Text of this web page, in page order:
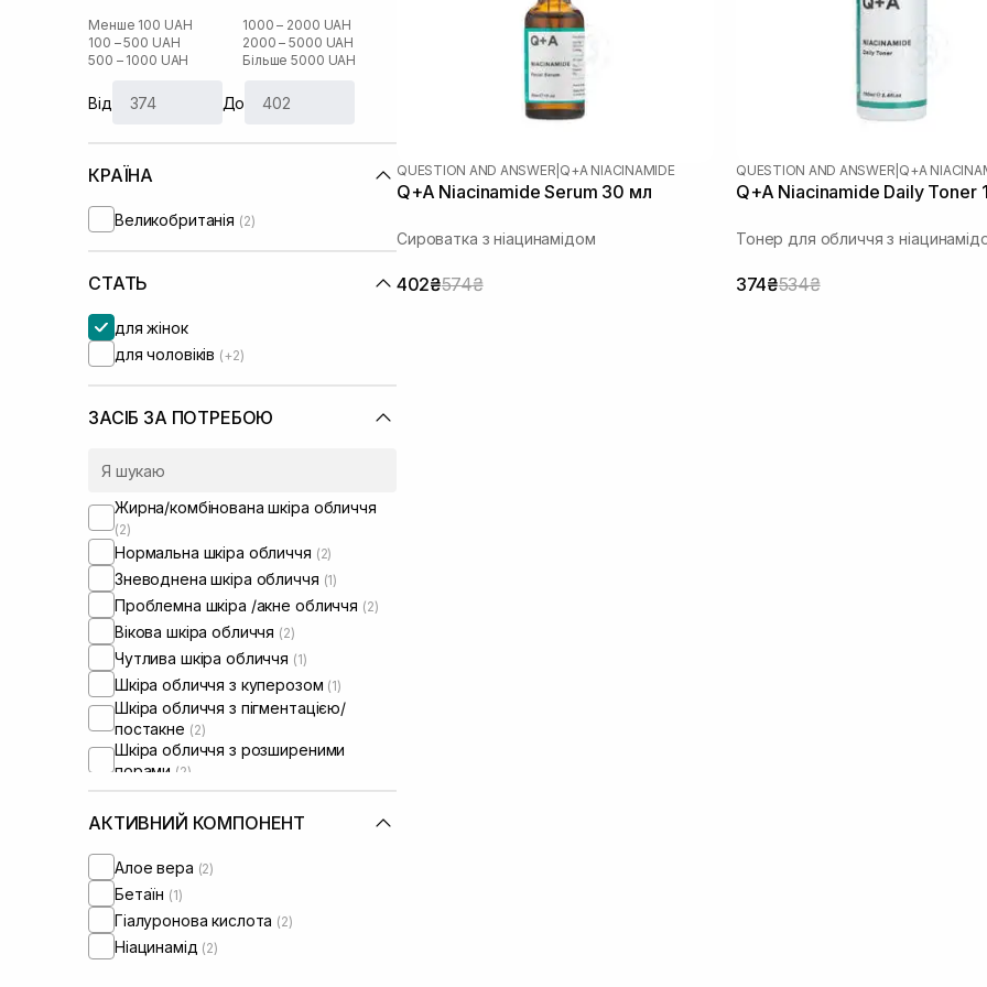
Менше 100 UAH
100 – 500 UAH
500 – 1000 UAH
1000 – 2000 UAH
2000 – 5000 UAH
Більше 5000 UAH
Від До
КРАЇНА
Великобританія (2)
СТАТЬ
для жінок
для чоловіків (+2)
ЗАСІБ ЗА ПОТРЕБОЮ
Жирна/комбінована шкіра обличчя
(2)
Нормальна шкіра обличчя (2)
Зневоднена шкіра обличчя (1)
Проблемна шкіра /акне обличчя (2)
Вікова шкіра обличчя (2)
Чутлива шкіра обличчя (1)
Шкіра обличчя з куперозом (1)
Шкіра обличчя з пігментацією/
постакне (2)
Шкіра обличчя з розширеними
порами (2)
Шкіра обличчя з порушеним
барʼєром (1)
Шкіра обличчя з порушеним
Сироватки від постакне
АКТИВНИЙ КОМПОНЕНТ
Алое вера (2)
Бетаїн (1)
Гіалуронова кислота (2)
Ніацинамід (2)
QUESTION AND ANSWER Q+A NIACINAMIDE
Q+A Niacinamide Serum 30 мл
Сироватка з ніацинамідом
402₴574₴
QUESTION AND ANSWER Q+A
Q+A Niacinamide Daily Toner
Тонер для обличчя з
374₴534₴